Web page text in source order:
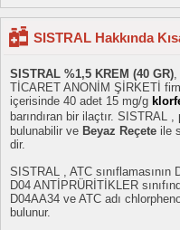
SISTRAL Hakkında
SISTRAL %1,5 KREM (40 GR),
TİCARET ANONİM ŞİRKETİ
içerisinde 40 adet 15 mg/g
barındıran bir ilaçtır. SISTRAL
bulunabilir ve Beyaz Reçete ile
dir.
SISTRAL , ATC
D04 ANTİPRÜRİTİKLER
D04AA34 ve ATC adı
bulunur.